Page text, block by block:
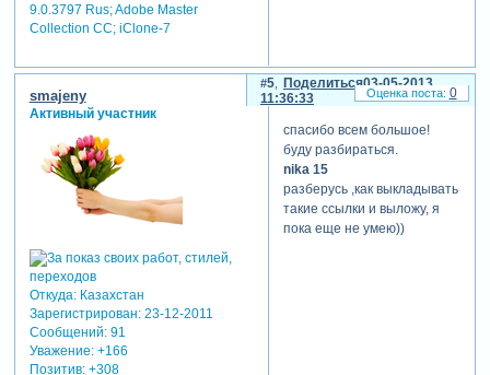
9.0.3797 Rus; Adobe Master
Collection СС; iClone-7
Поделиться
5
03-05-2013
11:36:33
smajeny
Активный участник
Откуда:Казахстан
Зарегистрирован: 23-12-2011
Сообщений:91
Уважение: +166
Позитив: +308
спасибо всем большое!
буду разбираться.
nika 15
разберусь ,как выкладывать
такие ссылки и выложу, я
пока еще не умею))
0